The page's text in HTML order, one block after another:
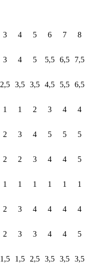
3 4 5 6 7 8
3 4 5 5,5 6,5 7,5
2,5 3,5 3,5 4,5 5,5 6,5
1 1 2 3 4 4
2 3 4 5 5 5
2 2 3 4 4 5
1 1 1 1 1 1
2 3 4 4 4 4
2 3 3 4 4 5
1,5 1,5 2,5 3,5 3,5 3,5